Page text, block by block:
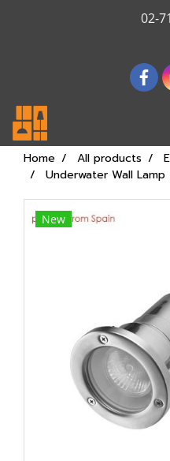
02-
Home All products
Underwater Wall Lamp
New